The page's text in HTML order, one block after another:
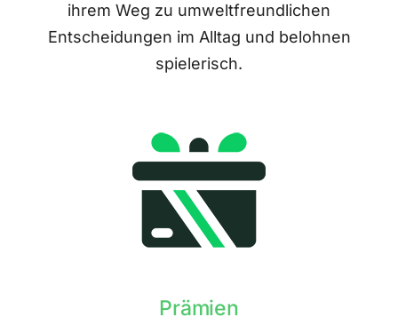
ihrem Weg zu umweltfreundlichen
Entscheidungen im Alltag und belohnen
spielerisch.
Prämien